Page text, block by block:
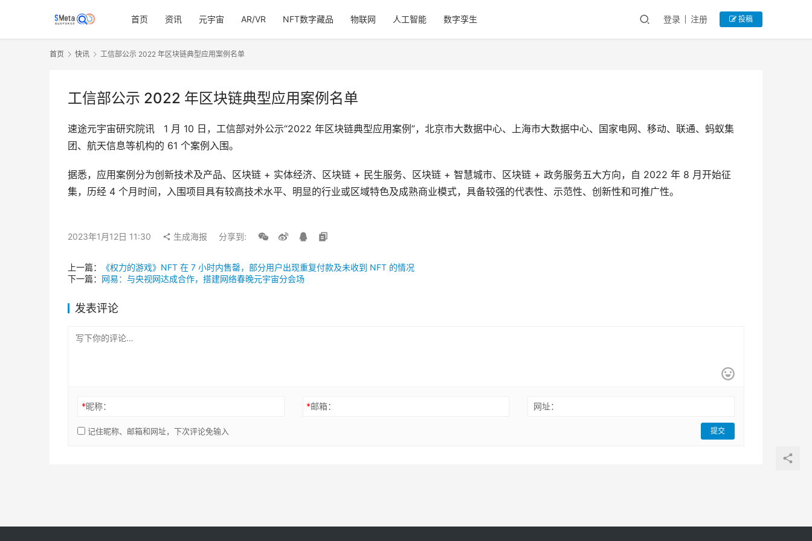
首页 资讯 元宇宙 AR/VR NFT数字藏品 物联网 人工智能 数字孪生 登录 注册 投稿
首页 快讯 工信部公示 2022 年区块链典型应用案例名单
工信部公示 2022 年区块链典型应用案例名单
速途元宇宙研究院讯   1 月 10 日，工信部对外公示“2022 年区块链典型应用案例”，北京市大数据中心、上海市大数据中心、国家电网、移动、联通、蚂蚁集
团、航天信息等机构的 61 个案例入围。
据悉，应用案例分为创新技术及产品、区块链 + 实体经济、区块链 + 民生服务、区块链 + 智慧城市、区块链 + 政务服务五大方向，自 2022 年 8 月开始征
集，历经 4 个月时间，入围项目具有较高技术水平、明显的行业或区域特色及成熟商业模式，具备较强的代表性、示范性、创新性和可推广性。
2023年1月12日 11:30 生成海报 分享到:
上一篇：
《权力的游戏》NFT 在 7 小时内售罄，部分用户出现重复付款及未收到 NFT 的情况
下一篇： 网易：与央视网达成合作，搭建网络春晚元宇宙分会场
发表评论
*昵称： *邮箱： 网址：
记住昵称、邮箱和网址，下次评论免输入 提交